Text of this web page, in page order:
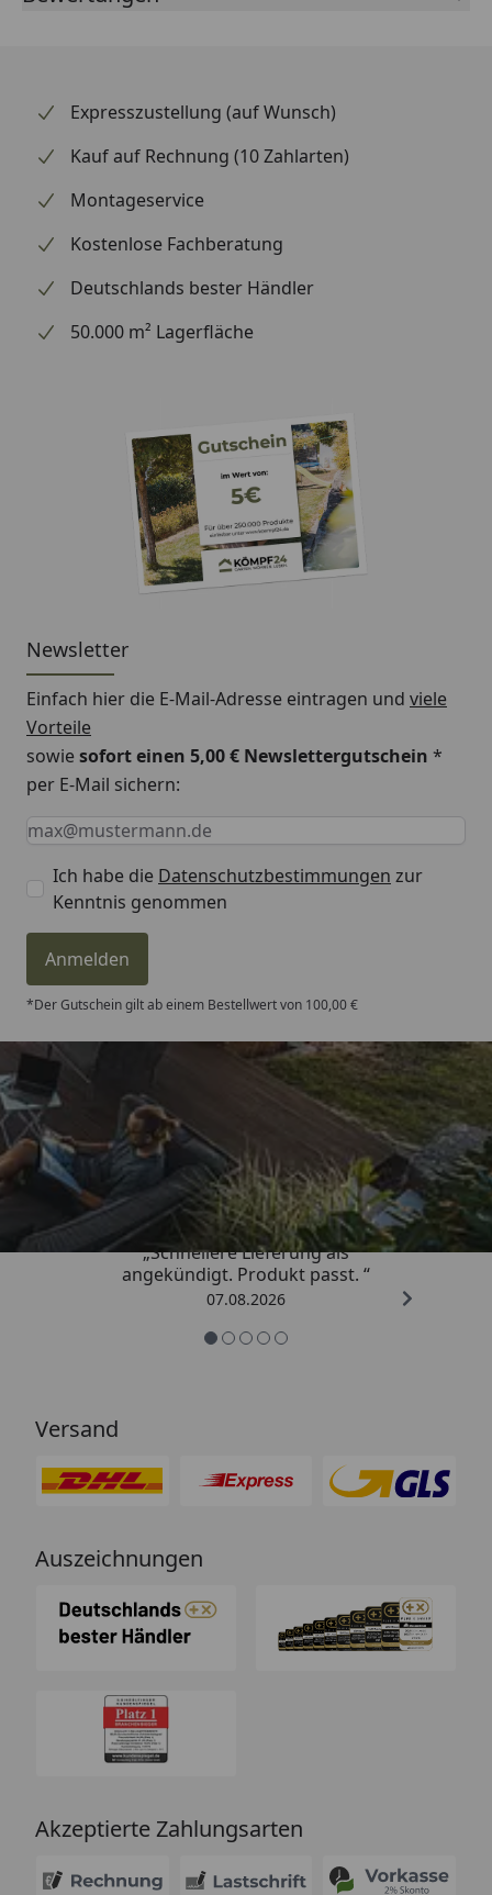
Expresszustellung (auf Wunsch)
Kauf auf Rechnung (10 Zahlarten)
Montageservice
Kostenlose Fachberatung
Deutschlands bester Händler
50.000 m² Lagerfläche
Newsletter
Einfach hier die E-Mail-Adresse eintragen und viele
Vorteile
sowiesofort einen 5,00 € Newslettergutschein *
per E-Mail sichern:
Keine Eingabe erforderlich
Eingabe erforderlich
E-Mail *
Ich habe die Datenschutzbestimmungen zur
Kenntnis genommen
Anmelden
*Der Gutschein gilt ab einem Bestellwert von 100,00 €
Trusted Shops
4,81/ 5
„Schnellere Lieferung als
angekündigt. Produkt passt. “
07.08.2026
Versand
Auszeichnungen
Akzeptierte Zahlungsarten